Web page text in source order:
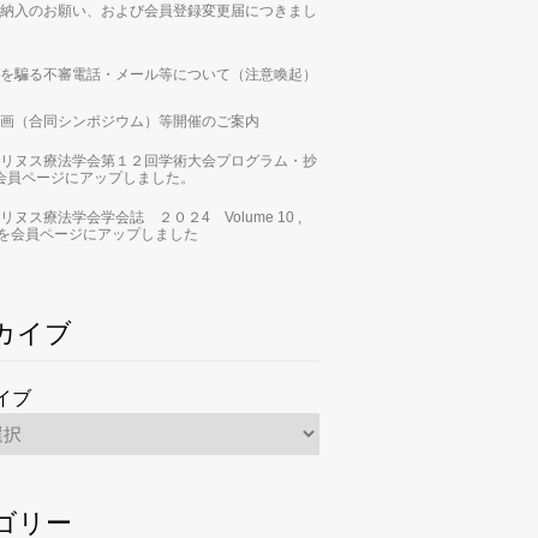
入のお願い、および会員登録変更届につきまし
騙る不審電話・メール等について（注意喚起）
（合同シンポジウム）等開催のご案内
ヌス療法学会第１２回学術大会プログラム・抄
員ページにアップしました。
ヌス療法学会学会誌 ２０２4 Volume 10 ,
会員ページにアップしました
イブ
ブ
リー